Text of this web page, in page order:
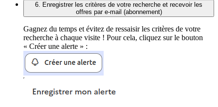
6. Enregistrer les critères de votre recherche et recevoir les
offres par e-mail (abonnement)
Gagnez du temps et évitez de ressaisir les critères de votre
recherche à chaque visite ! Pour cela, cliquez sur le bouton
« Créer une alerte » :